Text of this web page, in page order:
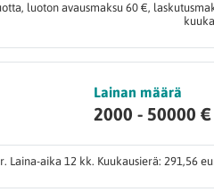
luoton avausmaksu 60 €,
Lainan määrä
2000 - 50000 €
aika 12 kk. Kuukausierä: 291,56